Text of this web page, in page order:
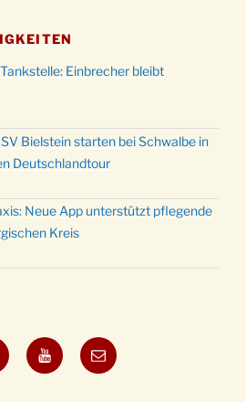
Einbrecher bleibt
Bielstein starten bei Schwalbe in
Deutschlandtour
Neue App unterstützt pflegende
Kreis
YouTubeE-
Mail